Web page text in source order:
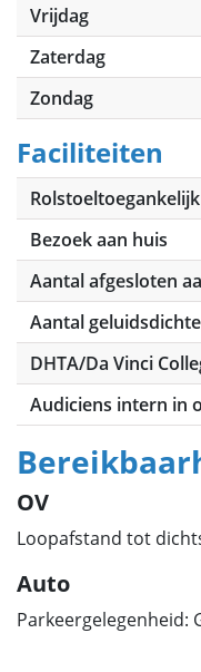
Vrijdag
Zaterdag
Zondag
Faciliteiten
Rolstoeltoegankelijk
Bezoek aan huis
Aantal afgesloten
Aantal
DHTA/Da Vinci
Audiciens intern in
OV
Loopafstand tot
Auto
Parkeergelegenheid: